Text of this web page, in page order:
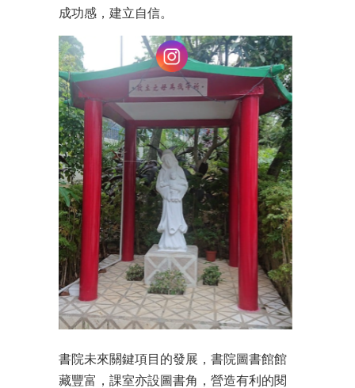
成功感，建立自信。
書院未來關鍵項目的發展，書院圖書館館
藏豐富，課室亦設圖書角，營造有利的閱